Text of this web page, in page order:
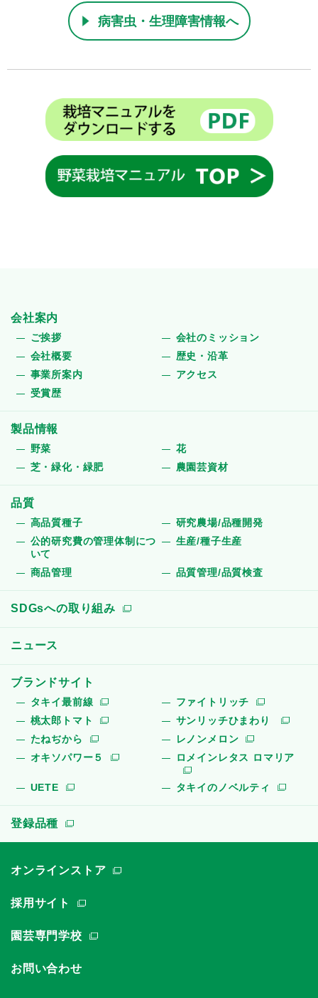
病害虫・生理障害情報へ
会社案内
ご挨拶
会社のミッション
会社概要
歴史・沿革
事業所案内
アクセス
受賞歴
製品情報
野菜
花
芝・緑化・緑肥
農園芸資材
品質
高品質種子
研究農場/品種開発
公的研究費の管理体制につ
いて
生産/種子生産
商品管理 品質管理/品質検査
SDGsへの取り組み
ニュース
ブランドサイト
タキイ最前線
ファイトリッチ
桃太郎トマト
サンリッチひまわり
たねぢから
レノンメロン
オキソパワー５
ロメインレタス ロマリア
UETE タキイのノベルティ
登録品種
オンラインストア
採用サイト
園芸専門学校
お問い合わせ